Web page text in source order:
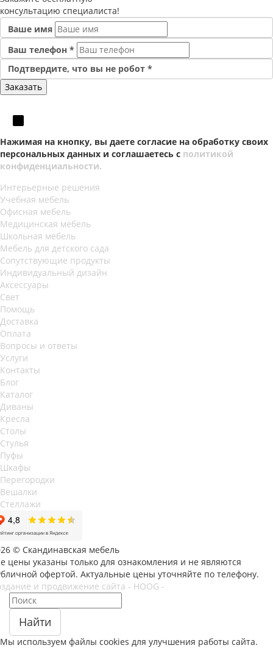
консультацию специалиста!
Ваше имя
Ваш телефон *
Подтвердите, что вы не робот *
Нажимая на кнопку, вы даете согласие на обработку своих
персональных данных и соглашаетесь с политикой
конфиденциальности.
Интерьерные решения
Учебная мебель
Офисная мебель
Медицинская мебель
Школьная мебель
Мебель для детского сада
Сопутствующие продукты
Индивидуальный дизайн
Аксессуары
Свет
Помощь
Доставка
Оплата
Вопросы и ответы
Услуги
Контакты
Блог
Каталог
Диваны
Кресла
Столы
Стулья
Пуфы
Шкафы
Перегородки
Вешалки
Стеллажи
© Скандинавская мебель
цены указаны только для ознакомления и не являются
офертой. Актуальные цены уточняйте по телефону.
и продвижение сайта - HOOG -
Найти
Мы используем файлы cookies для улучшения работы сайта.